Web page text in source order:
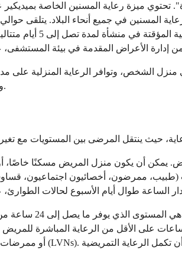
ميزة رعاية المسنين الخاصة بميديكير
يوميًا من الرعاية
24 ساعة، ومعلومات الأهلية، وما يمكن أن تتوقعه الأسر. بيانات مقدمة
، والمنظمة الوطنية لرعاية المسنين والرعاية التلطيفية.
ممرضون، أخصائيون اجتماعيون،